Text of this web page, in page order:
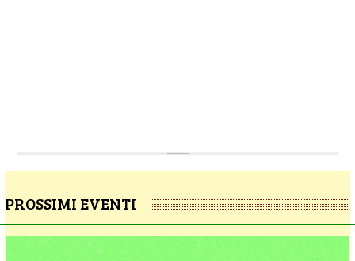
PROSSIMI EVENTI